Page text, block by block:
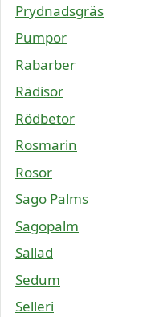
Prydnadsgräs
Pumpor
Rabarber
Rädisor
Rödbetor
Rosmarin
Rosor
Sago Palms
Sagopalm
Sallad
Sedum
Selleri